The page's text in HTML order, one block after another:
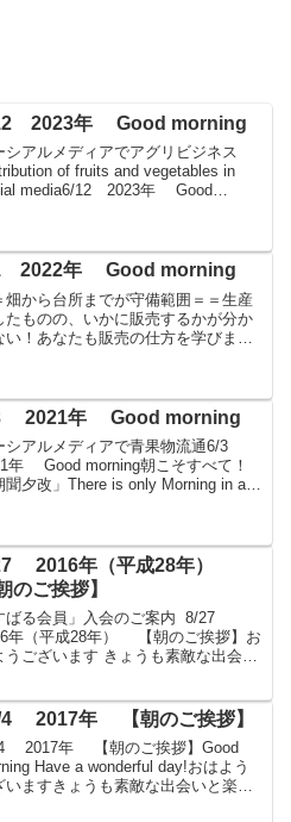
2023年 Good morning
シアルメディアでアグリビジネス
of fruits and vegetables in
media6/12 2023年 Good
2022年 Good morning
畑から台所までが守備範囲＝＝生産
たものの、いかに販売するかが分か
い！あなたも販売の仕方を学びませ
2021年 Good morning
シアルメディアで青果物流通6/3
年 Good morning朝こそすべて！
聞夕改」There is only Morning in all
2016年（平成28年）
のご挨拶】
ばる会員」入会のご案内 8/27
年（平成28年） 【朝のご挨拶】お
うございます きょうも素敵な出会い
本農業再生」プロをめざす皆さんの
4 2017年 【朝のご挨拶】
2017年 【朝のご挨拶】Good
Have a wonderful day!おはよう
いますきょうも素敵な出会いと楽し